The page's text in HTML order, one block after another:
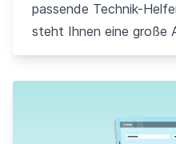
passende Technik-
steht Ihnen eine große